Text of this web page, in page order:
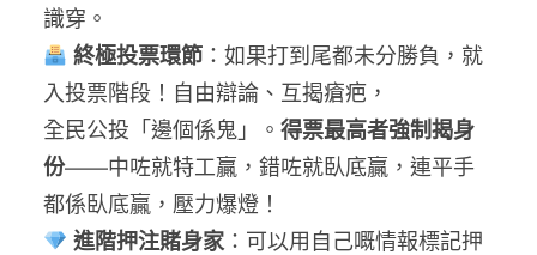
識穿。
終極投票環節：如果打到尾都未分勝負，就
入投票階段！自由辯論、互揭瘡疤，
全民公投「邊個係鬼」。 得票最高者強制揭身
份——中咗就特工贏，錯咗就臥底贏，連平手
都係臥底贏，壓力爆燈！
進階押注賭身家：可以用自己嘅情報標記押